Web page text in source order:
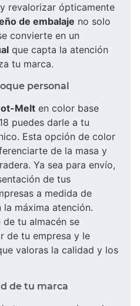
revalorizar ópticamente
de embalaje no solo
convierte en un
que capta la atención
tu marca.
personal
Melt en color base
puedes darle a tu
Esta opción de color
de la masa y
Ya sea para envío,
de tus
a medida de
la máxima atención.
de tu almacén se
de tu empresa y le
valoras la calidad y los
de tu marca